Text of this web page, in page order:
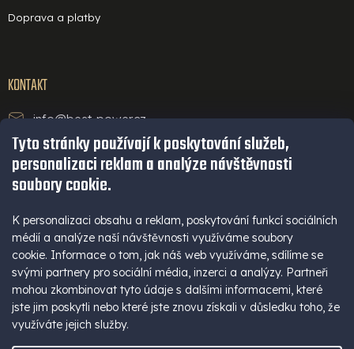
Tyto stránky používají k poskytování služeb,
personalizaci reklam a analýze návštěvnosti
soubory cookie.
K personalizaci obsahu a reklam, poskytování funkcí sociálních
médií a analýze naší návštěvnosti využíváme soubory
cookie. Informace o tom, jak náš web využíváme, sdílíme se
svými partnery pro sociální média, inzerci a analýzy. Partneři
mohou zkombinovat tyto údaje s dalšími informacemi, které
jste jim poskytli nebo které jste znovu získali v důsledku toho, že
využíváte jejich služby.
Doprava a platby
KONTAKT
info@best-power.cz
technická podpora a servis
+420 771 234 568
+420 777 109 009
(Po - Pá 9-16 hod)
+420 777 109 009